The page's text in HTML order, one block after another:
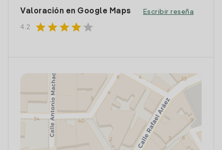
Valoración en Google Maps
4.2 starstarstarstar star
Escribir reseña